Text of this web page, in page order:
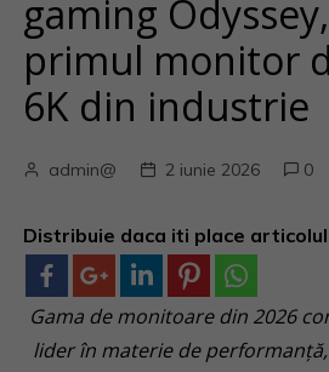
gaming
primul monitor
6K din industrie
admin@ 2 iunie 2026 0
Distribuie daca iti place articolul
Gama de monitoare din 2026
lider în materie de